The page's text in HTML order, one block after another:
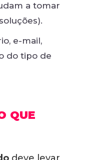
a tomar
e-mail,
do tipo de
QUE